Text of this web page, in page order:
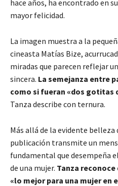
hace años, ha encontrado en
mayor felicidad.
La imagen muestra a la
cineasta Matías Bize,
miradas que parecen reflejar
sincera. La semejanza entre
como si fueran «dos gotitas
Tanza describe con ternura.
Más allá de la evidente
publicación transmite un
fundamental que desempeña
de una mujer. Tanza
«lo mejor para una mujer en